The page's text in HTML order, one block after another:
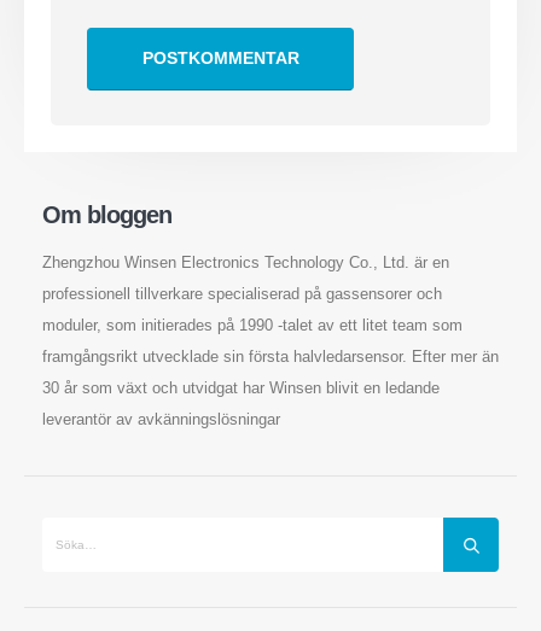
Om bloggen
Zhengzhou Winsen Electronics Technology Co., Ltd. är en
professionell tillverkare specialiserad på gassensorer och
moduler, som initierades på 1990 -talet av ett litet team som
framgångsrikt utvecklade sin första halvledarsensor. Efter mer än
30 år som växt och utvidgat har Winsen blivit en ledande
leverantör av avkänningslösningar